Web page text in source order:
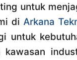
untuk
di Arkana
untuk